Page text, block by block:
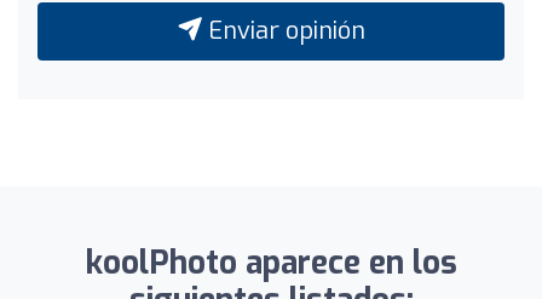
Enviar opinión
koolPhoto aparece en los